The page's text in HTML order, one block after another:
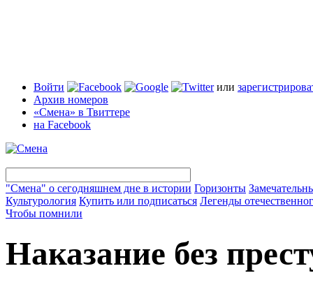
Войти или
Архив номеров
«Смена» в Твиттере
на Facebook
"Смена" о сегодняшнем дне в истории Горизонты
Культурология Купить или подписаться Легенды
Чтобы помнили
Наказание без